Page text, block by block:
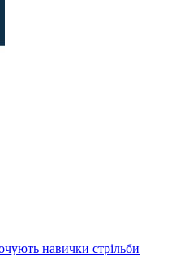
навички стрільби